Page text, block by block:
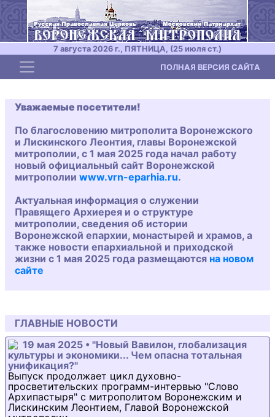
7 августа 2026 г., ПЯТНИЦА, (25 июля ст.)
Toggle navigation ПОЛНАЯ ВЕРСИЯ САЙТА
Уважаемые посетители!
По благословению митрополита Воронежского
и Лискинского Леонтия, главы Воронежской
митрополии, с 1 мая 2025 года начал работу
новый официальный сайт Воронежской
митрополии www.vrn-eparhia.ru.
Актуальная информация о служении
Правящего Архиерея и о структуре
митрополии, сведения об истории
Воронежской епархии, монастырей и храмов, а
также новости епархиальной и приходской
жизни с 1 мая 2025 года размещаются на новом
сайте
ГЛАВНЫЕ НОВОСТИ
19 мая 2025 • "Новый Вавилон, глобализация
культуры и экономики... Чем опасна тотальная
унификация?"
Выпуск продолжает цикл духовно-
просветительских программ-интервью "Слово
Архипастыря" с митрополитом Воронежским и
Лискинским Леонтием, Главой Воронежской